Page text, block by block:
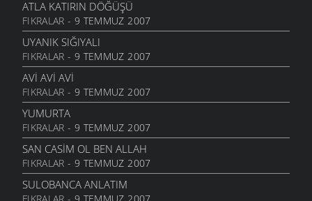
BINAN XAM ZANMIŞ
25 AĞUSTOS 2006
KIMIN
25 AĞUSTOS 2006
İBDIN ETMA
25 AĞUSTOS 2006
GOTUNA BAHMIYER
25 AĞUSTOS 2006
SIYASILERE ITHAF
22 AĞUSTOS 2006
ATLA KATIRIN DÖĞÜŞÜ
FIKRALAR - 9 TEMMUZ 2007
UYANIK SIĞIYALI
FIKRALAR - 9 TEMMUZ 2007
AVI AVI AVI
FIKRALAR - 9 TEMMUZ 2007
YUMURTA
FIKRALAR - 9 TEMMUZ 2007
SAN CASIM OL BEN ALLAH
FIKRALAR - 9 TEMMUZ 2007
SULOBANCA ANLATIM